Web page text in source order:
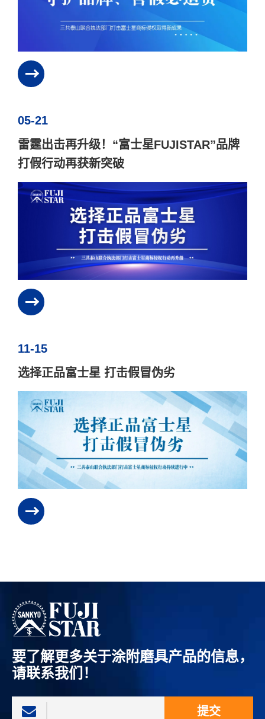
05-21
雷霆出击再升级！“富士星FUJISTAR”品牌
打假行动再获新突破
11-15
选择正品富士星 打击假冒伪劣
要了解更多关于涂附磨具产品的信息，
请联系我们！
提交